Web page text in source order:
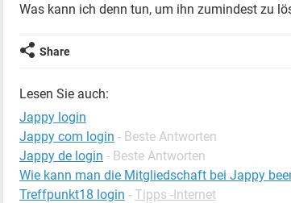
Was kann ich denn tun, um ihn zumindest zu
Share
Lesen Sie auch:
Jappy login
Jappy com login - Beste Antworten
Jappy de login - Beste Antworten
Wie kann man die Mitgliedschaft bei Jappy
Treffpunkt18 login - Tipps -Internet